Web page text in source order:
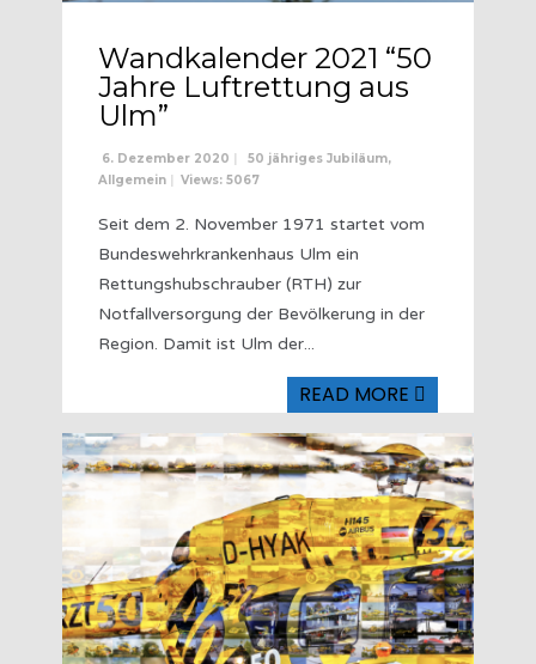
Wandkalender 2021 “50
Jahre Luftrettung aus
Ulm”
6. Dezember 2020 | 50 jähriges Jubiläum,
Allgemein | Views: 5067
Seit dem 2. November 1971 startet vom
Bundeswehrkrankenhaus Ulm ein
Rettungshubschrauber (RTH) zur
Notfallversorgung der Bevölkerung in der
Region. Damit ist Ulm der...
READ MORE